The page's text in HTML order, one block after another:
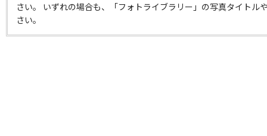
さい。 いずれの場合も、「フォトライブラリー」の写真タイトル
さい。